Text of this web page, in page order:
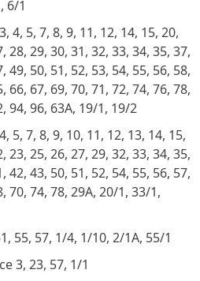
6/1
4, 5, 7, 8, 9, 11, 12, 14, 15, 20,
28, 29, 30, 31, 32, 33, 34, 35, 37,
49, 50, 51, 52, 53, 54, 55, 56, 58,
66, 67, 69, 70, 71, 72, 74, 76, 78,
94, 96, 63А, 19/1, 19/2
5, 7, 8, 9, 10, 11, 12, 13, 14, 15,
23, 25, 26, 27, 29, 32, 33, 34, 35,
42, 43, 50, 51, 52, 54, 55, 56, 57,
70, 74, 78, 29А, 20/1, 33/1,
55, 57, 1/4, 1/10, 2/1А, 55/1
3, 23, 57, 1/1